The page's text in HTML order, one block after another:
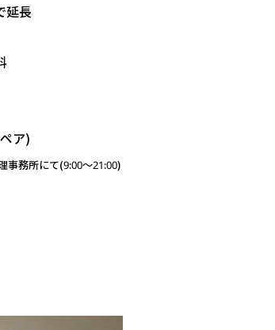
延長
ア)
事務所にて(9:00～21:00)